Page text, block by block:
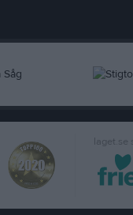
laget.se